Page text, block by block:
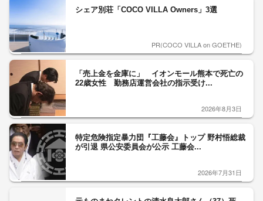
シェア別荘「COCO VILLA Owners」3選
PR(COCO VILLA on GOETHE)
「売上金を金庫に」 イオンモール熊本で死亡の
22歳女性 勤務店運営会社の指示受け...
2026年8月3日
特定危険指定暴力団『工藤会』トップ 野村悟総裁
が引退 県公安委員会が公示 工藤会...
2026年7月31日